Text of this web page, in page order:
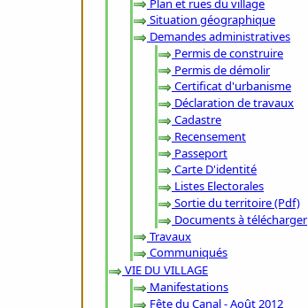
Situation géographique
Demandes administratives
Permis de construire
Permis de démolir
Certificat d'urbanisme
Déclaration de travaux
Cadastre
Recensement
Passeport
Carte D'identité
Listes Electorales
Sortie du territoire (Pdf)
Documents à télécharger
Travaux
Communiqués
VIE DU VILLAGE
Manifestations
Fête du Canal - Août 2012